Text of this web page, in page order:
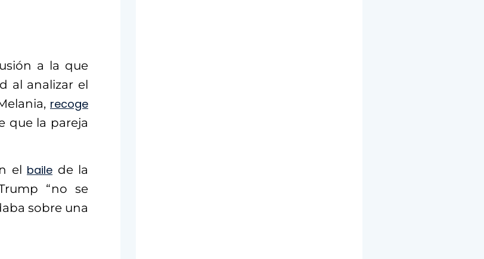
a la que
al analizar el
recoge
que la pareja
el baile de la
“no se
sobre una